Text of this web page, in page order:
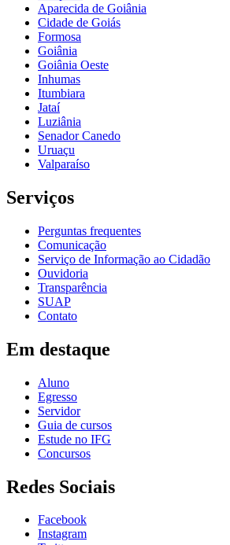
Aparecida de Goiânia
Cidade de Goiás
Formosa
Goiânia
Goiânia Oeste
Inhumas
Itumbiara
Jataí
Luziânia
Senador Canedo
Uruaçu
Valparaíso
Serviços
Perguntas frequentes
Comunicação
Serviço de Informação ao Cidadão
Ouvidoria
Transparência
SUAP
Contato
Em destaque
Aluno
Egresso
Servidor
Guia de cursos
Estude no IFG
Concursos
Redes Sociais
Facebook
Instagram